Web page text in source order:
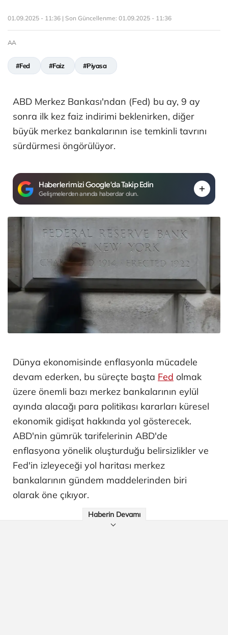
01.09.2025 - 11:36 | Son Güncellenme: 01.09.2025 - 11:36
AA
#Fed #Faiz #Piyasa
ABD Merkez Bankası'ndan (Fed) bu ay, 9 ay
sonra ilk kez faiz indirimi beklenirken, diğer
büyük merkez bankalarının ise temkinli tavrını
sürdürmesi öngörülüyor.
Haberlerimizi Google'da Takip Edin
Gelişmelerden anında haberdar olun.
Dünya ekonomisinde enflasyonla mücadele
devam ederken, bu süreçte başta Fed olmak
üzere önemli bazı merkez bankalarının eylül
ayında alacağı para politikası kararları küresel
ekonomik gidişat hakkında yol gösterecek.
ABD'nin gümrük tarifelerinin ABD'de
enflasyona yönelik oluşturduğu belirsizlikler ve
Fed'in izleyeceği yol haritası merkez
bankalarının gündem maddelerinden biri
olarak öne çıkıyor.
Haberin Devamı